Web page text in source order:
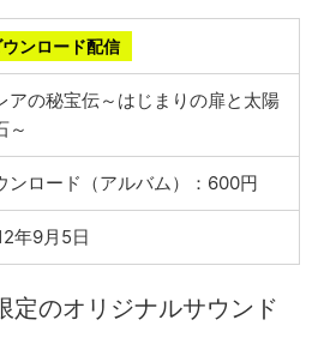
ウンロード配信
アの秘宝伝～はじまりの扉と太陽
～
ンロード（アルバム）：600円
年9月5日
定のオリジナルサウンド